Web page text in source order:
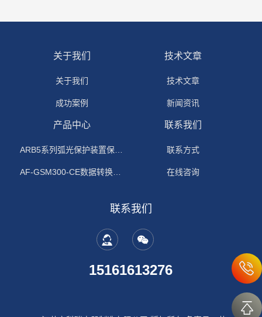
关于我们
关于我们
成功案例
技术文章
技术文章
新闻资讯
产品中心
ARB5系列弧光保护装置保护功能原理
AF-GSM300-CE数据转换模块
联系我们
联系方式
在线咨询
联系我们
15161613276